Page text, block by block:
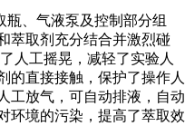
、气液泵及控制部分组
萃取剂充分结合并激烈碰
人工摇晃，减轻了实验人
的直接接触，保护了操作人
工放气，可自动排液，自动
环境的污染，提高了萃取效